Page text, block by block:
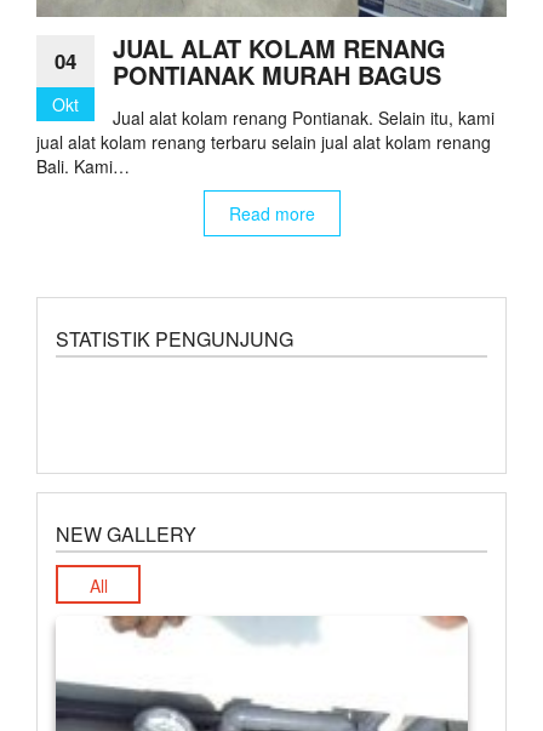
04
Okt
JUAL ALAT KOLAM RENANG
PONTIANAK MURAH BAGUS
Jual alat kolam renang Pontianak. Selain itu, kami
jual alat kolam renang terbaru selain jual alat kolam renang
Bali. Kami…
Read more
STATISTIK PENGUNJUNG
NEW GALLERY
All